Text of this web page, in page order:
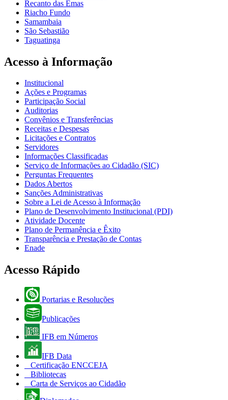
Recanto das Emas
Riacho Fundo
Samambaia
São Sebastião
Taguatinga
Acesso à Informação
Institucional
Ações e Programas
Participação Social
Auditorias
Convênios e Transferências
Receitas e Despesas
Licitações e Contratos
Servidores
Informações Classificadas
Serviço de Informações ao Cidadão (SIC)
Perguntas Frequentes
Dados Abertos
Sanções Administrativas
Sobre a Lei de Acesso à Informação
Plano de Desenvolvimento Institucional (PDI)
Atividade Docente
Plano de Permanência e Êxito
Transparência e Prestação de Contas
Enade
Acesso Rápido
Portarias e Resoluções
Publicações
IFB em Números
IFB Data
Certificação ENCCEJA
Bibliotecas
Carta de Serviços ao Cidadão